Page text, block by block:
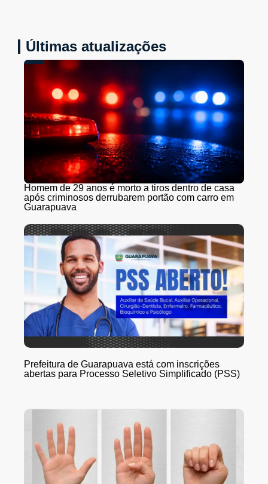
Últimas atualizações
Homem de 29 anos é morto a tiros dentro de casa
após criminosos derrubarem portão com carro em
Guarapuava
Prefeitura de Guarapuava está com inscrições
abertas para Processo Seletivo Simplificado (PSS)